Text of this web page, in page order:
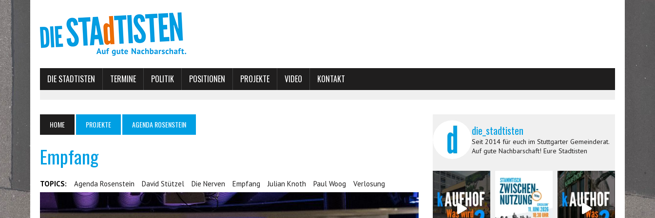
DIE STADTISTEN TERMINE POLITIK POSITIONEN PROJEKTE VIDEO KONTAKT
HOME PROJEKTE AGENDA ROSENSTEIN
Empfang
TOPICS: Agenda Rosenstein David Stützel Die Nerven Empfang Julian Knoth Paul Woog Verlosung
die_stadtisten
Seit 2014 für euch im Stuttgarter Gemeinderat.
Auf gute Nachbarschaft! Eure Stadtisten